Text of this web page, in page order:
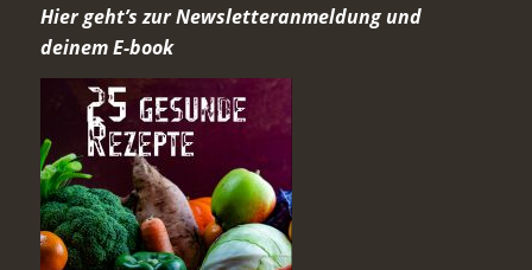
Hier geht’s zur Newsletteranmeldung und
deinem E-book